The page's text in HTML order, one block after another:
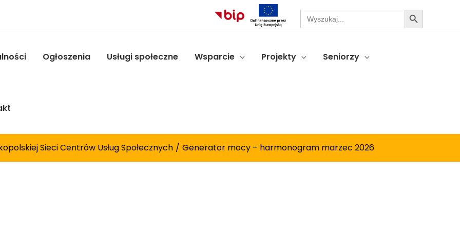
Search
for:
Search Button
Ogłoszenia Usługi społeczne Wsparcie Projekty Seniorzy
Sieci Centrów Usług Społecznych Generator mocy – harmonogram marzec 2026